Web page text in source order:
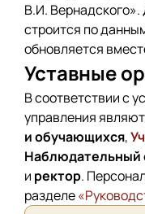
В.И.
строится по
обновляется
Уставные
В соответствии с
управления
и обучающихся,
Наблюдательный
и ректор.
разделе